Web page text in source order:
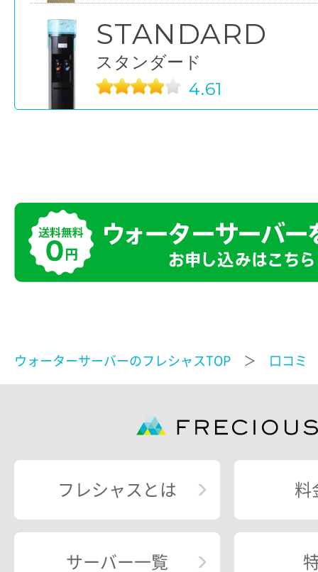
STANDARD
スタンダード
4.61
ウォーターサーバーのフレシャスTOP ＞ 口コミ
フレシャスとは 料
サーバー一覧